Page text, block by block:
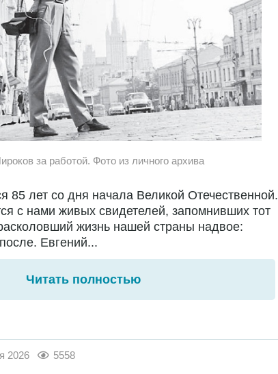
за работой. Фото из личного архива
85 лет со дня начала Великой Отечественной.
с нами живых свидетелей, запомнивших тот
жизнь нашей страны надвое:
Евгений...
Читать полностью
2026 5558